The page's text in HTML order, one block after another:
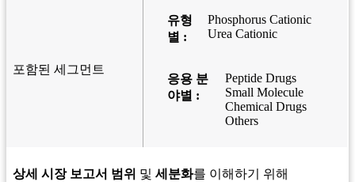
포함된 세그먼트
유형
별 :
Phosphorus Cationic
Urea Cationic
응용 분
야별 :
Peptide Drugs
Small Molecule
Chemical Drugs
Others
상세 시장 보고서 범위 및 세분화를 이해하기 위해